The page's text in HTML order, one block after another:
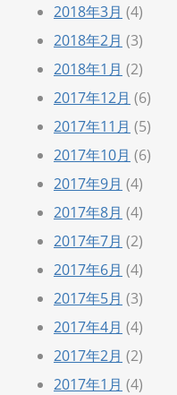
2018年3月 (4)
2018年2月 (3)
2018年1月 (2)
2017年12月 (6)
2017年11月 (5)
2017年10月 (6)
2017年9月 (4)
2017年8月 (4)
2017年7月 (2)
2017年6月 (4)
2017年5月 (3)
2017年4月 (4)
2017年2月 (2)
2017年1月 (4)